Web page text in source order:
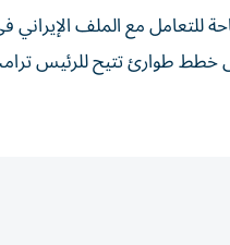
للتعامل مع الملف
طوارئ تتيح للرئيس